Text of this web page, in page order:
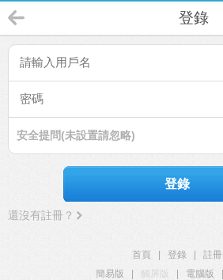
登錄
安全提問(未設置請忽略)
登錄
還沒有註冊？
首頁 登錄
註冊
簡易版
觸屏版 電腦版